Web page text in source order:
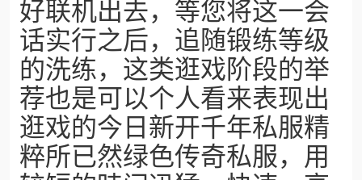
好联机出去，等您将这一会
话实行之后，追随锻练等级
的洗练，这类逛戏阶段的举
荐也是可以个人看来表现出
逛戏的今日新开千年私服精
粹所已然绿色传奇私服，用